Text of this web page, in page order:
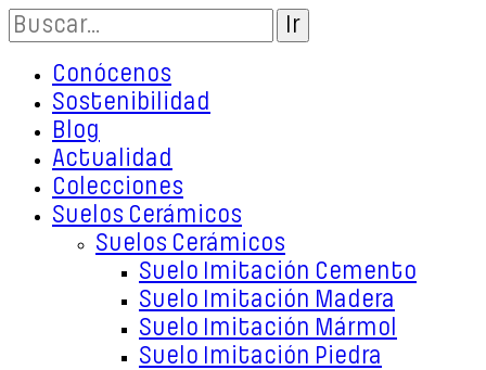
Conócenos
Sostenibilidad
Blog
Actualidad
Colecciones
Suelos Cerámicos
Suelos Cerámicos
Suelo Imitación Cemento
Suelo Imitación Madera
Suelo Imitación Mármol
Suelo Imitación Piedra